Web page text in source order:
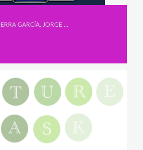
Secundaria, SERGIO SIERRA GARCÍA, JORGE HERNÁNDEZ MONTERO y EDEL MARTÍNEZ ALONSO